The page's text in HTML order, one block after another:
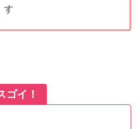
す
イ！